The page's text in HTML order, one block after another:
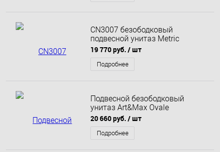
CN3007 безободковый
подвесной унитаз Metric
Rimless с сиденьем-крышкой
19 770 руб. / шт
Подробнее
Подвесной безободковый
унитаз Art&Max Ovale
AM011CHR
20 660 руб. / шт
Подробнее